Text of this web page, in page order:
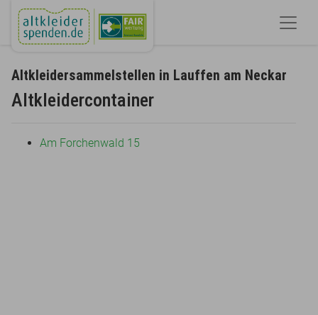
Altkleidersammelstellen in Lauffen am Neckar
Altkleidercontainer
Am Forchenwald 15